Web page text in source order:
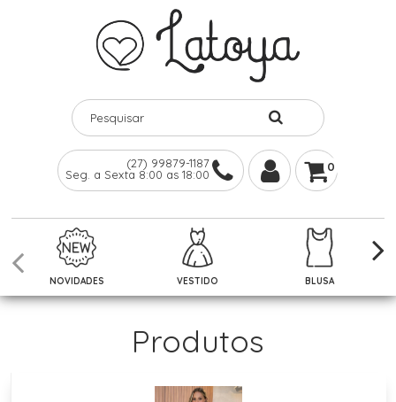
(27) 99879-1187
Seg. a Sexta 8:00 as 18:00
0
NOVIDADES VESTIDO BLUSA
Produtos